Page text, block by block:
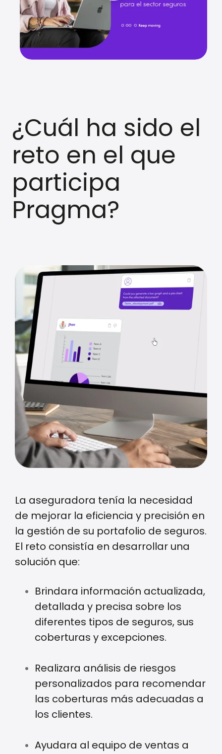
¿Cuál ha sido el
reto en el que
participa
Pragma?
La aseguradora tenía la necesidad
de mejorar la eficiencia y precisión en
la gestión de su portafolio de seguros.
El reto consistía en desarrollar una
solución que:
Brindara información actualizada,
detallada y precisa sobre los
diferentes tipos de seguros, sus
coberturas y excepciones.
Realizara análisis de riesgos
personalizados para recomendar
las coberturas más adecuadas a
los clientes.
Ayudara al equipo de ventas a